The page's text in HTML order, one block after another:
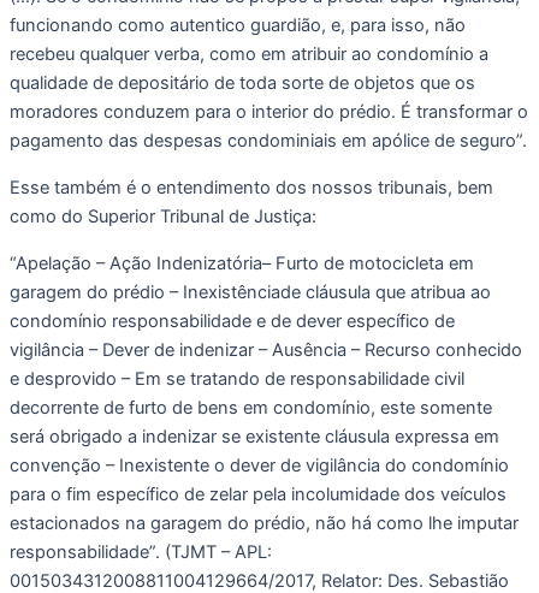
funcionando como autentico guardião, e, para isso, não
recebeu qualquer verba, como em atribuir ao condomínio a
qualidade de depositário de toda sorte de objetos que os
moradores conduzem para o interior do prédio. É transformar o
Esse também é o entendimento dos nossos tribunais, bem
como do Superior Tribunal de Justiça:
“Apelação – Ação Indenizatória– Furto de motocicleta em
garagem do prédio – Inexistênciade cláusula que atribua ao
condomínio responsabilidade e de dever específico de
vigilância – Dever de indenizar – Ausência – Recurso conhecido
e desprovido – Em se tratando de responsabilidade civil
decorrente de furto de bens em condomínio, este somente
será obrigado a indenizar se existente cláusula expressa em
convenção – Inexistente o dever de vigilância do condomínio
para o fim específico de zelar pela incolumidade dos veículos
estacionados na garagem do prédio, não há como lhe imputar
responsabilidade”. (TJMT – APL:
0015034312008811004129664/2017, Relator: Des. Sebastião